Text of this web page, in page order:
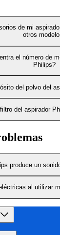
de mi
otros
el número de
Philips?
del polvo del
del aspirador
produce un
al utilizar